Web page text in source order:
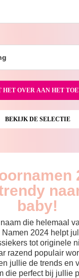
baby!
die helemaal
Namen 2024 helpt
tot originele
razend populair
jullie de trends en
die perfect bij jullie